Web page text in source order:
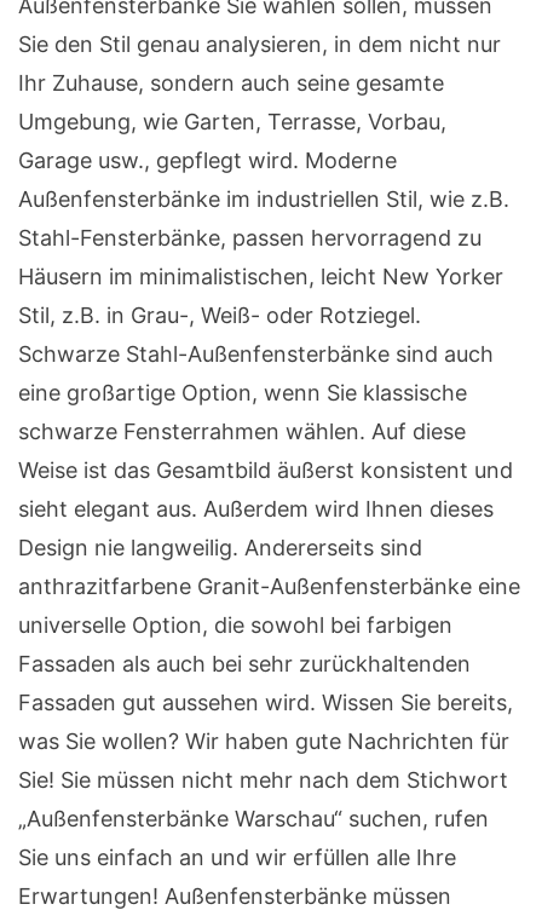
Außenfensterbänke Sie wählen sollen, müssen
Sie den Stil genau analysieren, in dem nicht nur
Ihr Zuhause, sondern auch seine gesamte
Umgebung, wie Garten, Terrasse, Vorbau,
Garage usw., gepflegt wird. Moderne
Außenfensterbänke im industriellen Stil, wie z.B.
Stahl-Fensterbänke, passen hervorragend zu
Häusern im minimalistischen, leicht New Yorker
Stil, z.B. in Grau-, Weiß- oder Rotziegel.
Schwarze Stahl-Außenfensterbänke sind auch
eine großartige Option, wenn Sie klassische
schwarze Fensterrahmen wählen. Auf diese
Weise ist das Gesamtbild äußerst konsistent und
sieht elegant aus. Außerdem wird Ihnen dieses
Design nie langweilig. Andererseits sind
anthrazitfarbene Granit-Außenfensterbänke eine
universelle Option, die sowohl bei farbigen
Fassaden als auch bei sehr zurückhaltenden
Fassaden gut aussehen wird. Wissen Sie bereits,
was Sie wollen? Wir haben gute Nachrichten für
Sie! Sie müssen nicht mehr nach dem Stichwort
„Außenfensterbänke Warschau“ suchen, rufen
Sie uns einfach an und wir erfüllen alle Ihre
Erwartungen! Außenfensterbänke müssen